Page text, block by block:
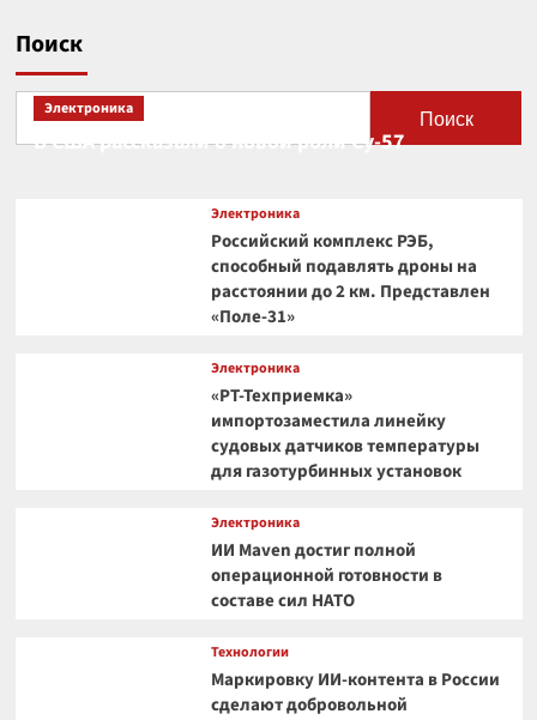
Поиск
Поиск
Электроника
В США рассказали о новой роли Су-57
Электроника
Российский комплекс РЭБ,
способный подавлять дроны на
расстоянии до 2 км. Представлен
«Поле-31»
Электроника
«РТ-Техприемка»
импортозаместила линейку
судовых датчиков температуры
для газотурбинных установок
Электроника
ИИ Maven достиг полной
операционной готовности в
составе сил НАТО
Технологии
Маркировку ИИ-контента в России
сделают добровольной